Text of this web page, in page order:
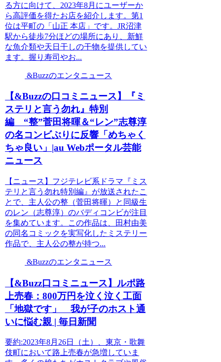
る方に向けて、2023年8月にユーザーか
ら高評価を得たお店を紹介します。第1
位は平町の「山正 本店」です。JR沼津
駅から徒歩7分ほどの場所にあり、新鮮
な魚介類や天日干しの干物を提供してい
ます。握り寿司やお...
&Buzzのエンタニュース
【&Buzzの口コミニュース】『ミ
ステリと言う勿れ』特別
編 “整”菅田将暉＆“レン”志尊淳
の名コンビぶりに反響「めちゃく
ちゃ良い」|au Webポータル芸能
ニュース
【ニュース】フジテレビ系ドラマ『ミス
テリと言う勿れ特別編』が放送されたこ
とで、主人公の整（菅田将暉）と同級生
のレン（志尊淳）のバディコンビが注目
を集めています。この作品は、田村由美
の同名コミックを実写化したミステリー
作品で、主人公の整が持つ...
&Buzzのエンタニュース
【&Buzz口コミニュース】ルポ路
上売春：800万円を泣く泣く工面
「地獄です」 我が子のホスト通
いに悩む親 | 毎日新聞
要約:2023年8月26日（土）、東京・歌舞
伎町において路上売春が急増していま